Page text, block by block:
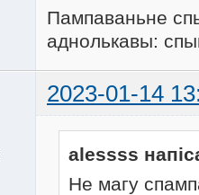
Пампаваньне
аднолькавы:
2023-01-14
alessss
Не магу